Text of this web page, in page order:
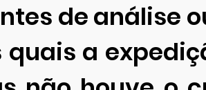
de análise
a